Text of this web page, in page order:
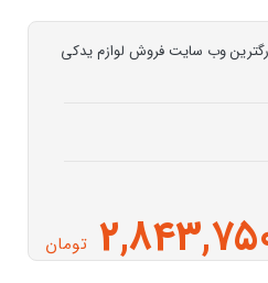
وب سایت فروش لوازم یدکی
تومان